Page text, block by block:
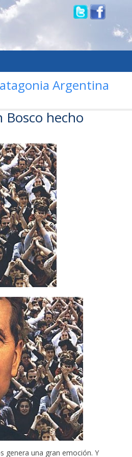
Argentina
Bosco hecho
genera una gran emoción. Y